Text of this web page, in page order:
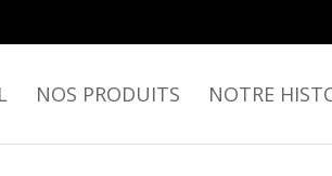
NOS PRODUITS NOTRE